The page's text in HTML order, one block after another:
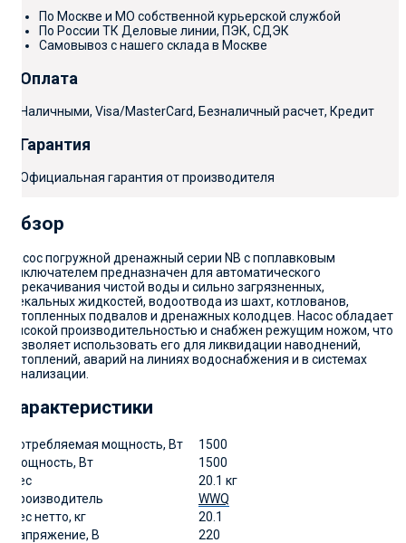
По Москве и МО собственной курьерской службой
По России ТК Деловые линии, ПЭК, СДЭК
Самовывоз с нашего склада в Москве
Оплата
Наличными, Visa/MasterCard, Безналичный расчет, Кредит
Гарантия
Официальная гарантия от производителя
Обзор
Насос погружной дренажный серии NB с поплавковым
выключателем предназначен для автоматического
перекачивания чистой воды и сильно загрязненных,
фекальных жидкостей, водоотвода из шахт, котлованов,
затопленных подвалов и дренажных колодцев. Насос обладает
высокой производительностью и снабжен режущим ножом, что
позволяет использовать его для ликвидации наводнений,
затоплений, аварий на линиях водоснабжения и в системах
канализации.
Характеристики
Потребляемая мощность, Вт
1500
Мощность, Вт
1500
Вес
20.1 кг
Производитель
WWQ
Вес нетто, кг
20.1
Напряжение, В
220